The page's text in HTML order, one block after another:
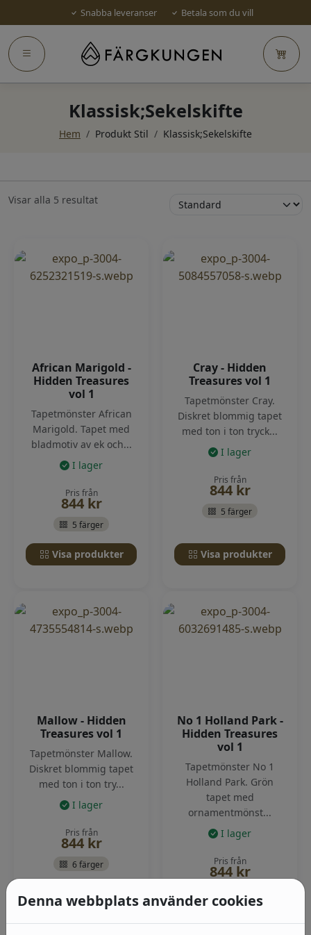
Snabba leveranser Betala som du vill
Klassisk;Sekelskifte
Hem / Produkt Stil / Klassisk;Sekelskifte
Visar alla 5 resultat
African Marigold -
Hidden Treasures
vol 1
Tapetmönster African
Marigold. Tapet med
bladmotiv av ek och...
I lager
Pris från
844 kr
5 färger
Visa produkter
Cray - Hidden
Treasures vol 1
Tapetmönster Cray.
Diskret blommig tapet
med ton i ton tryck...
I lager
Pris från
844 kr
5 färger
Visa produkter
Mallow - Hidden
Treasures vol 1
Tapetmönster Mallow.
Diskret blommig tapet
med ton i ton try...
I lager
Pris från
844 kr
6 färger
Visa produkter
No 1 Holland Park -
Hidden Treasures
vol 1
Tapetmönster No 1
Holland Park. Grön
tapet med
ornamentmönst...
I lager
Pris från
844 kr
Visa produkter
Denna webbplats använder cookies